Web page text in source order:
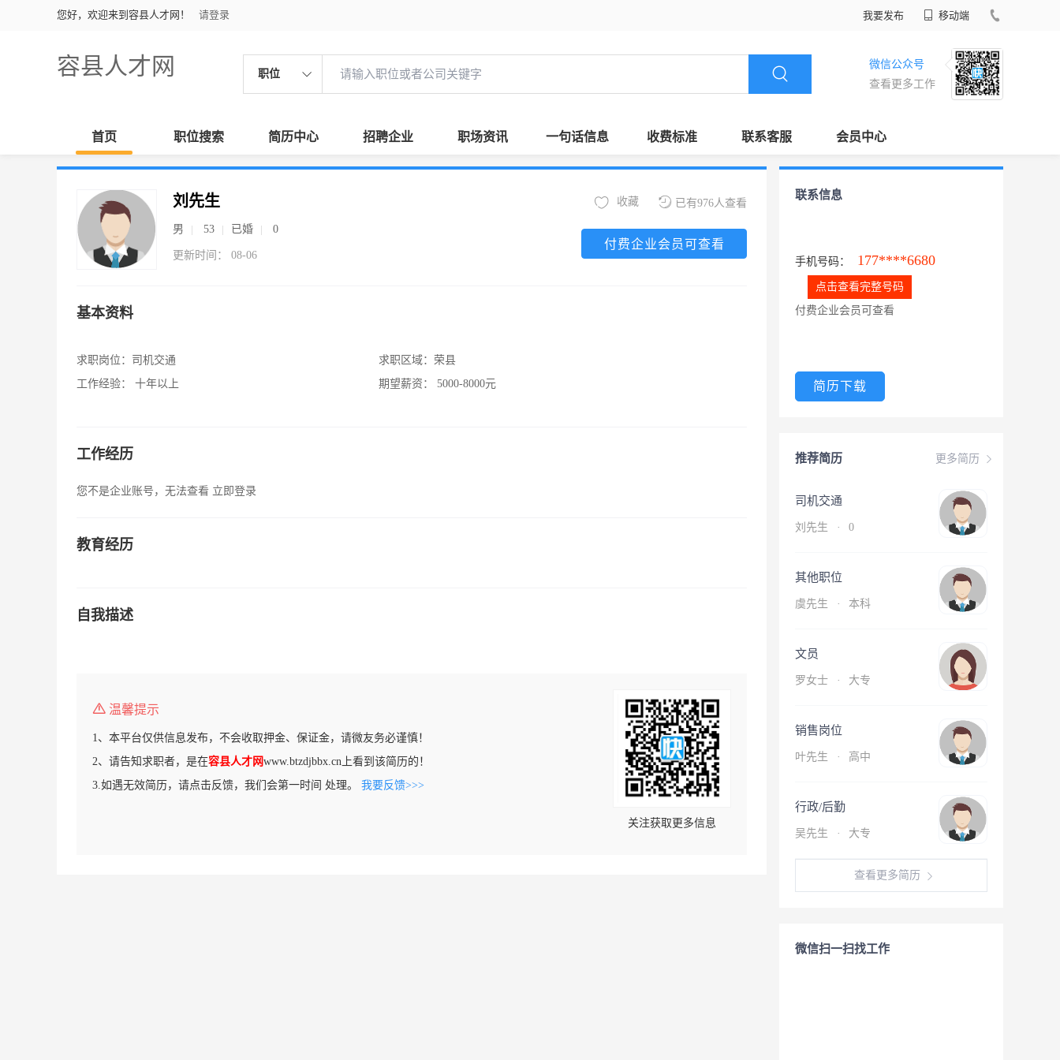
您好，欢迎来到容县人才网！ 请登录 我要发布 移动端
容县人才网 职位
微信公众号
查看更多工作
首页 职位搜索 简历中心 招聘企业 职场资讯 一句话信息 收费标准 联系客服 会员中心
刘先生
男 53 已婚 0
更新时间： 08-06
已有976人查看
收藏
付费企业会员可查看
基本资料
求职岗位： 司机交通
工作经验：
十年以上
求职区域： 荣县
期望薪资：
5000-8000元
工作经历
您不是企业账号，无法查看 立即登录
教育经历
自我描述
温馨提示
1、本平台仅供信息发布，不会收取押金、保证金，请微友务必谨慎！
2、请告知求职者，是在容县人才网www.btzdjbbx.cn上看到该简历的！
3.如遇无效简历，请点击反馈，我们会第一时间 处理。 我要反馈>>>
关注获取更多信息
联系信息
手机号码： 177****6680
点击查看完整号码
付费企业会员可查看
简历下载
更多简历
推荐简历
司机交通
刘先生 · 0
其他职位
虞先生 · 本科
文员
罗女士 · 大专
销售岗位
叶先生 · 高中
行政/后勤
吴先生 · 大专
查看更多简历
微信扫一扫找工作